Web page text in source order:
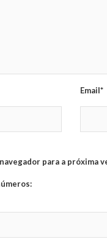
Email*
para a próxima